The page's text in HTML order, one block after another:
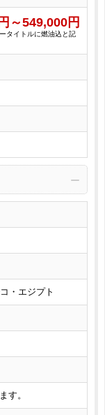
円～549,000 円
タイトルに燃油込と記
・エジプト
す。